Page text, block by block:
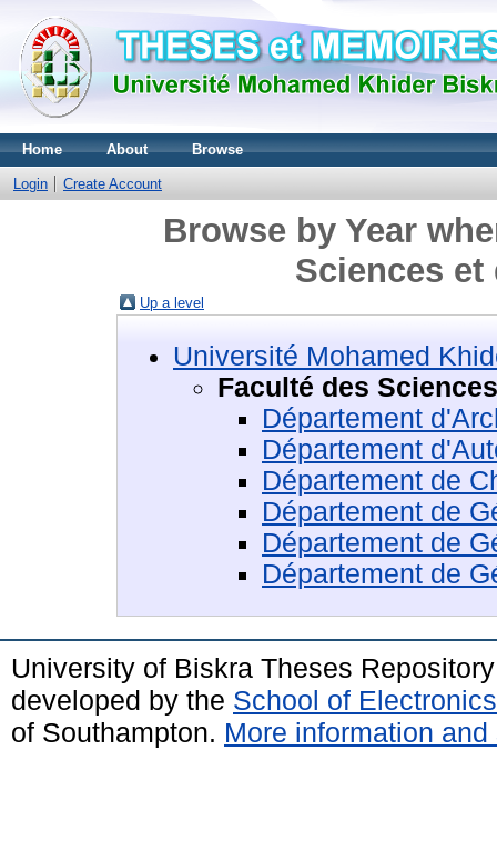
Home About Browse
Login Create Account
Browse by Year
Sciences
Up a level
Université Mohamed
Faculté des
Département
Département
Département de
Département de
Département de
Département de
University of Biskra Theses
developed by the School of
of Southampton. More information